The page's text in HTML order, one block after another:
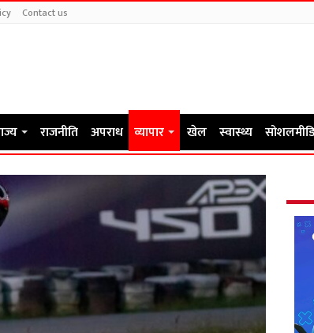
Contact us
राजनीति अपराध व्यापार खेल स्वास्थ्य